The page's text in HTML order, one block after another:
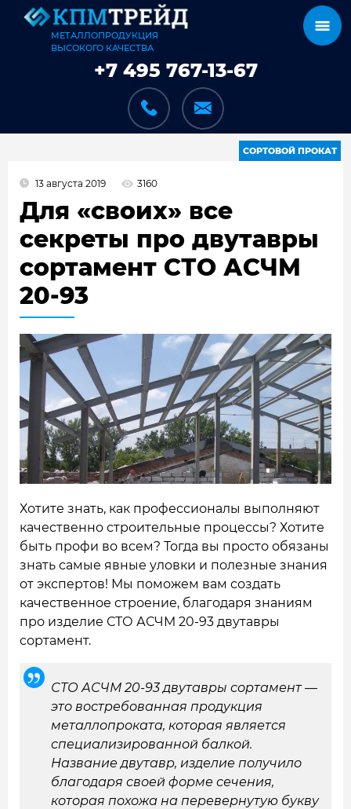
МЕТАЛЛОПРОДУКЦИЯ
ВЫСОКОГО КАЧЕСТВА
+7 495 767-13-67
КАРКАСЫ
КАК МЫ РАБОТАЕМ
ДОСТАВКА И ОПЛАТА
НАШИ ОБЪЕКТЫ
ОТЗЫВЫ
О НАС
БЛОГ
КОНТАКТЫ
СОРТОВОЙ ПРОКАТ
13 августа 2019 3160
Для «своих» все
секреты про двутавры
сортамент СТО АСЧМ
20-93
Хотите знать, как профессионалы выполняют
качественно строительные процессы? Хотите
быть профи во всем? Тогда вы просто обязаны
знать самые явные уловки и полезные знания
от экспертов! Мы поможем вам создать
качественное строение, благодаря знаниям
про изделие СТО АСЧМ 20-93 двутавры
сортамент.
СТО АСЧМ 20-93 двутавры сортамент —
это востребованная продукция
металлопроката, которая является
специализированной балкой.
Название двутавр, изделие получило
благодаря своей форме сечения,
которая похожа на перевернутую букву